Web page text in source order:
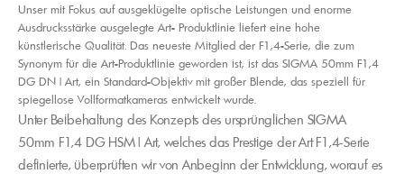
Unser mit Fokus auf ausgeklügelte optische Leistungen und enorme
Ausdrucksstärke ausgelegte Art- Produktlinie liefert eine hohe
künstlerische Qualität. Das neueste Mitglied der F1,4-Serie, die zum
Synonym für die Art-Produktlinie geworden ist, ist das SIGMA 50mm F1,4
DG DN | Art, ein Standard-Objektiv mit großer Blende, das speziell für
spiegellose Vollformatkameras entwickelt wurde.
Unter Beibehaltung des Konzepts des ursprünglichen SIGMA
50mm F1,4 DG HSM | Art, welches das Prestige der Art F1,4-Serie
definierte, überprüften wir von Anbeginn der Entwicklung, worauf es